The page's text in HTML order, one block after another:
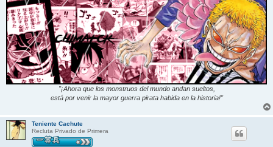
"¡Ahora que los monstruos del mundo andan sueltos,
está por venir la mayor guerra pirata habida en la historia!"
Teniente Cachute
Recluta Privado de Primera